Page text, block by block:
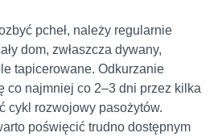
pcheł, należy regularnie
dom, zwłaszcza dywany,
tapicerowane. Odkurzanie
co najmniej co 2–3 dni przez kilka
cykl rozwojowy pasożytów.
poświęcić trudno dostępnym